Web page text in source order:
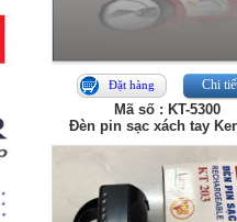
Đặt hàng Chi
Mã số : KT-5300
Đèn pin sạc xách tay